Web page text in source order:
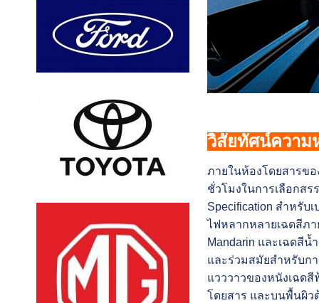
วิสัยทัศน์ความ
ภายในห้องโดยสารข
ชั่วโมงในการเลือกสร
Specification สำหรับ
ไฟหลากหลายเฉดสีภ
Mandarin และเฉดสีน้
และร่วมสมัยสำหรับก
แวววาวของหนังเฉด
โดยสาร และบนพื้นผิ